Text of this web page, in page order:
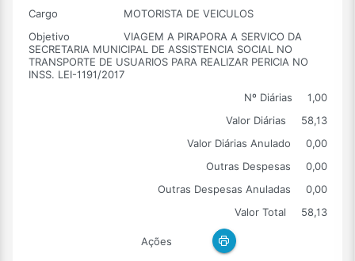
Cargo
MOTORISTA DE VEICULOS
Objetivo
VIAGEM A PIRAPORA A SERVICO DA
SECRETARIA MUNICIPAL DE ASSISTENCIA SOCIAL NO
TRANSPORTE DE USUARIOS PARA REALIZAR PERICIA NO
INSS. LEI-1191/2017
Nº Diárias
1,00
Valor Diárias
58,13
Valor Diárias Anulado
0,00
Outras Despesas
0,00
Outras Despesas Anuladas
0,00
Valor Total
58,13
Ações